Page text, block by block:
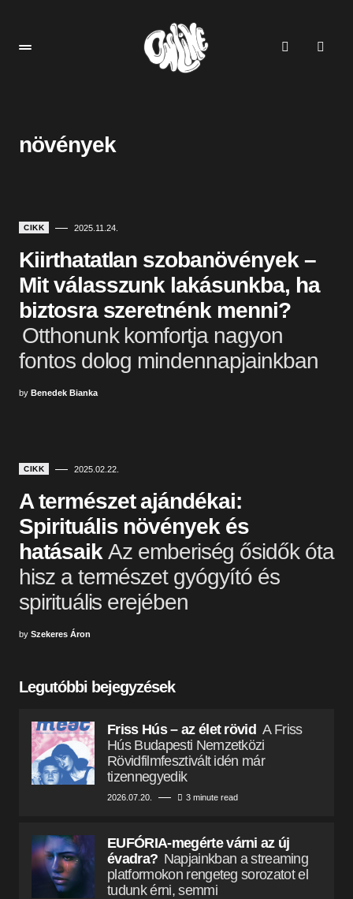
növények
CIKK 2025.11.24.
Kiirthatatlan szobanövények –
Mit válasszunk lakásunkba, ha
biztosra szeretnénk menni?
Otthonunk komfortja nagyon
fontos dolog mindennapjainkban
by Benedek Bianka
CIKK 2025.02.22.
A természet ajándékai:
Spirituális növények és
hatásaik Az emberiség ősidők óta
hisz a természet gyógyító és
spirituális erejében
by Szekeres Áron
Legutóbbi bejegyzések
Friss Hús – az élet rövid A Friss
Hús Budapesti Nemzetközi
Rövidfilmfesztivált idén már
tizennegyedik
2026.07.20. 3 minute read
EUFÓRIA-megérte várni az új
évadra? Napjainkban a streaming
platformokon rengeteg sorozatot el
tudunk érni, semmi